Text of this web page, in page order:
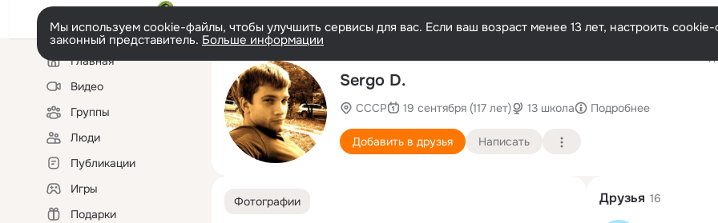
Мы используем cookie-файлы, чтобы улучшить сервисы для вас. Если ваш возраст менее 13 лет, настроить
законный представитель. Больше информации
Левая
колонкаГлавная
Видео
Группы
Люди
Публикации
Игры
Подарки
Sergo D.
CCCР 19 сентября (117 лет) 13 школа Подробнее
Добавить в друзья Написать
Фотографии Друзья 16